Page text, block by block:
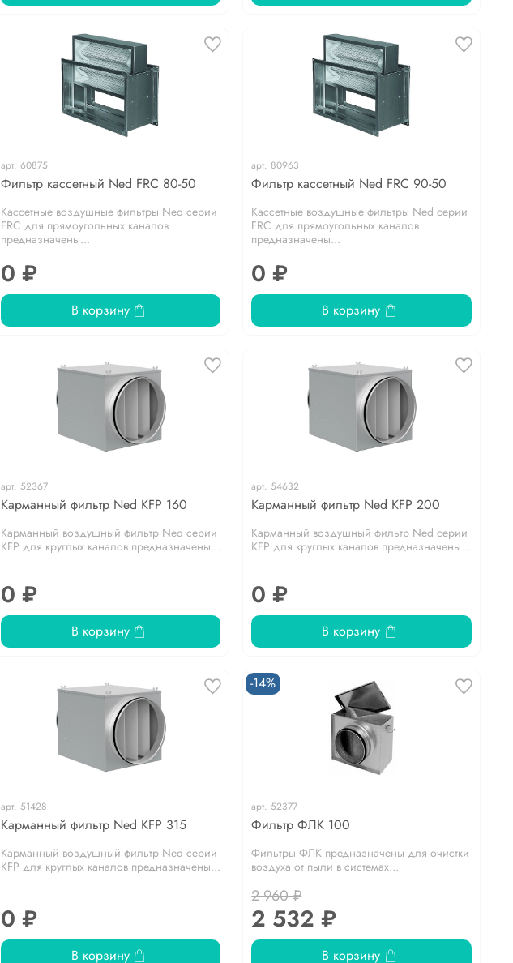
арт. 60875
Фильтр кассетный Ned FRC 80-50
Кассетные воздушные фильтры Ned серии
FRC для прямоугольных каналов
предназначены...
0 ₽
В корзину
арт. 80963
Фильтр кассетный Ned FRC 90-50
Кассетные воздушные фильтры Ned серии
FRC для прямоугольных каналов
предназначены...
0 ₽
В корзину
арт. 52367
Карманный фильтр Ned KFP 160
Карманный воздушный фильтр Ned серии
KFP для круглых каналов предназначены...
0 ₽
В корзину
арт.54632
Карманный фильтр Ned KFP 200
Карманный воздушный фильтр Ned серии
KFP для круглых каналов предназначены...
0 ₽
В корзину
арт. 51428
Карманный фильтр Ned KFP 315
Карманный воздушный фильтр Ned серии
KFP для круглых каналов предназначены...
0 ₽
В корзину
-14%
арт.52377
Фильтр ФЛК 100
Фильтры ФЛК предназначены для очистки
воздуха от пыли в системах...
2 960 ₽
2 532 ₽
В корзину